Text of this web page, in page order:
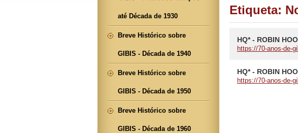
Etiqueta:
HQ* - ROBIN
https://70-anos-de-
HQ* - ROBIN
https://70-anos-de-
até Década de 1930
Breve Histórico sobre
GIBIS - Década de 1940
Breve Histórico sobre
GIBIS - Década de 1950
Breve Histórico sobre
GIBIS - Década de 1960